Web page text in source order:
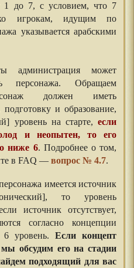
1 до 7, с условием, что 7
игрокам, идущим по
указывается арабскими
администрация может
персонажа. Обращаем
должен иметь
подготовку и образование,
уровень на старте, если
и неопытен, то его
ниже 6. Подробнее о том,
в FAQ — вопрос № 4.7.
имеется источник
то уровень
источник отсутствует,
согласно концепции
6 уровень.Если концепт
обсудим его на стадии
подходящий для вас